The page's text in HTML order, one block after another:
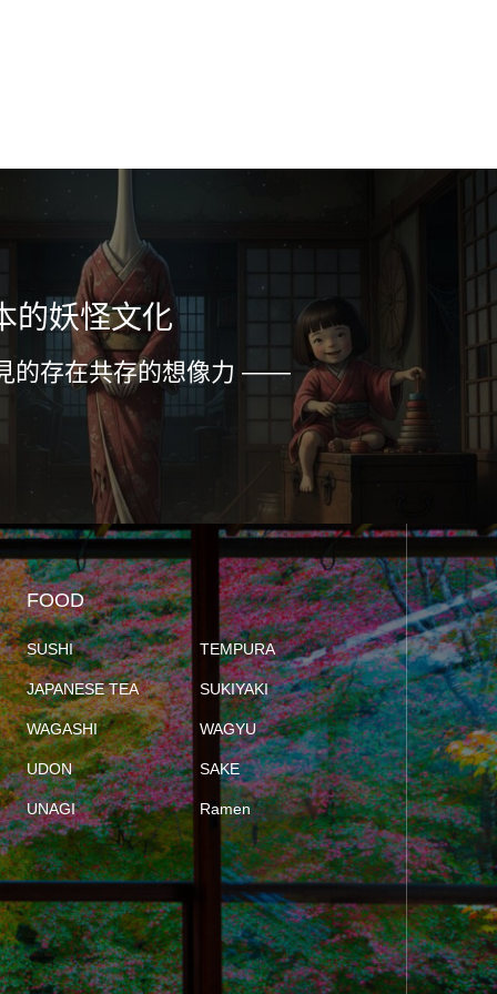
的妖怪文化
的存在共存的想像力 ——
FOOD
SUSHI TEMPURA
JAPANESE TEA SUKIYAKI
WAGASHI WAGYU
UDON SAKE
UNAGI Ramen